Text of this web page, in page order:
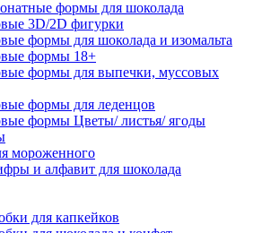
формы для шоколада
3D/2D фигурки
формы для шоколада и изомальта
формы 18+
формы для выпечки, муссовых
формы для леденцов
формы Цветы/ листья/ ягоды
мороженного
и алфавит для шоколада
для капкейков